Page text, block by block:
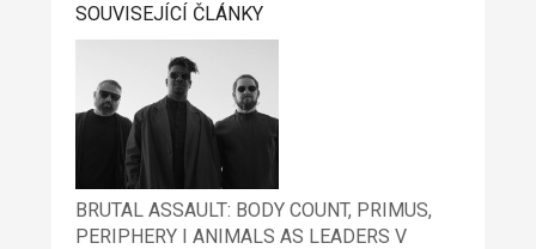
SOUVISEJÍCÍ ČLÁNKY
BRUTAL ASSAULT: BODY COUNT, PRIMUS,
PERIPHERY I ANIMALS AS LEADERS V